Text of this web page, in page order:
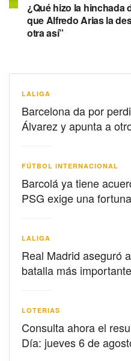
¿Qué hizo la hinchada
que Alfredo Arias la
otra así”
LALIGA
Barcelona da por
Álvarez y apunta a
FÚTBOL INTERNACIONAL
Barcolá ya tiene
PSG exige una fortuna
LALIGA
Real Madrid aseguró
batalla más
LOTERIAS
Consulta ahora el
Día: jueves 6 de